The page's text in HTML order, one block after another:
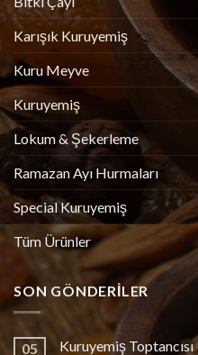
Karışık Kuruyemiş
Kuru Meyve
Kuruyemiş
Lokum & Şekerleme
Ramazan Ayı Hurmaları
Special Kuruyemiş
Tüm Ürünler
SON GÖNDERILER
05 Kuruyemiş Toptancısı